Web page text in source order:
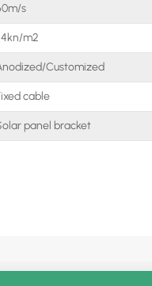
s
m2
Customized
cable
panel bracket